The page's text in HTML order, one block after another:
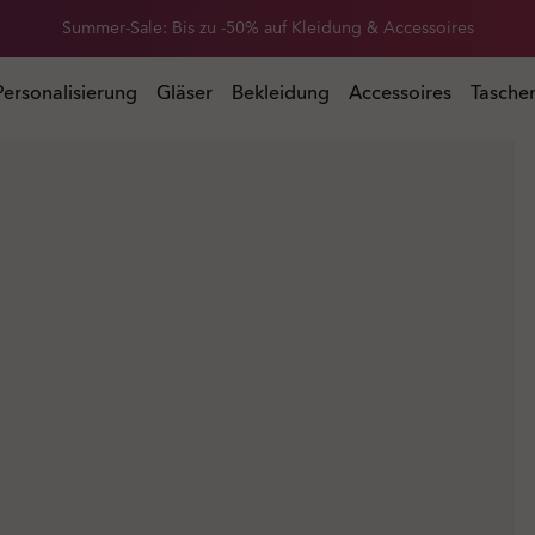
Summer-Sale: Bis zu -50% auf Kleidung & Accessoires
Erhalte 20 % Rabatt auf Ersatzgläser beim Kauf einer Sonnenbrille
Gläser Bekleidung Accessoires